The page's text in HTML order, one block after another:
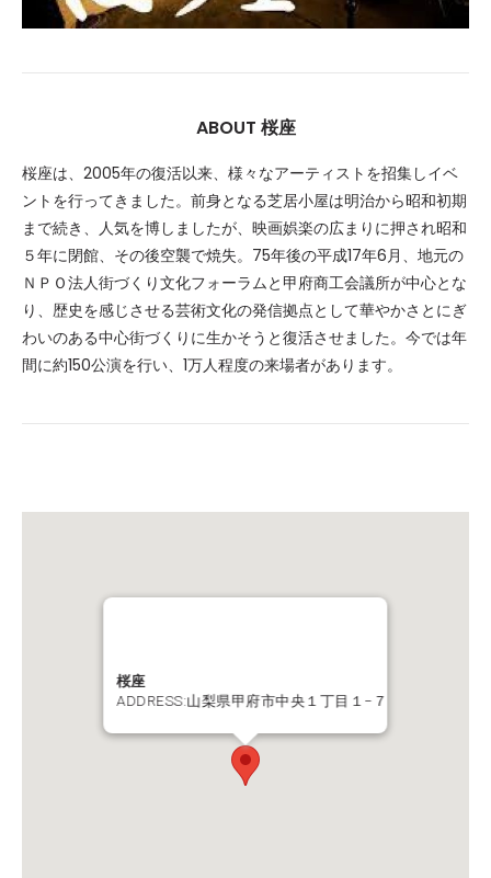
ABOUT 桜座
桜座は、2005年の復活以来、様々なアーティストを招集しイベ
ントを行ってきました。前身となる芝居小屋は明治から昭和初期
まで続き、人気を博しましたが、映画娯楽の広まりに押され昭和
５年に閉館、その後空襲で焼失。75年後の平成17年6月、地元の
ＮＰＯ法人街づくり文化フォーラムと甲府商工会議所が中心とな
り、歴史を感じさせる芸術文化の発信拠点として華やかさとにぎ
わいのある中心街づくりに生かそうと復活させました。今では年
間に約150公演を行い、1万人程度の来場者があります。
桜座
ADDRESS:山梨県甲府市中央１丁目１−７